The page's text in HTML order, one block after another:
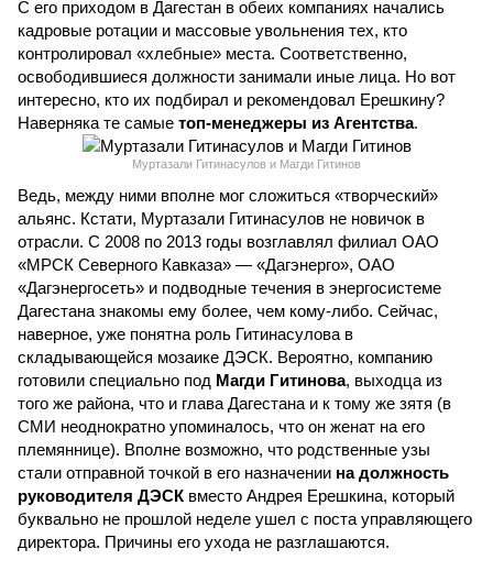
С его приходом в Дагестан в обеих компаниях начались
кадровые ротации и массовые увольнения тех, кто
контролировал «хлебные» места. Соответственно,
освободившиеся должности занимали иные лица. Но вот
интересно, кто их подбирал и рекомендовал Ерешкину?
Наверняка те самые топ-менеджеры из Агентства.
Муртазали Гитинасулов и Магди Гитинов
Ведь, между ними вполне мог сложиться «творческий»
альянс. Кстати, Муртазали Гитинасулов не новичок в
отрасли. С 2008 по 2013 годы возглавлял филиал ОАО
«МРСК Северного Кавказа» — «Дагэнерго», ОАО
«Дагэнергосеть» и подводные течения в энергосистеме
Дагестана знакомы ему более, чем кому-либо. Сейчас,
наверное, уже понятна роль Гитинасулова в
складывающейся мозаике ДЭСК. Вероятно, компанию
готовили специально под Магди Гитинова, выходца из
того же района, что и глава Дагестана и к тому же зятя (в
СМИ неоднократно упоминалось, что он женат на его
племяннице). Вполне возможно, что родственные узы
стали отправной точкой в его назначении на должность
руководителя ДЭСК вместо Андрея Ерешкина, который
буквально не прошлой неделе ушел с поста управляющего
директора. Причины его ухода не разглашаются.